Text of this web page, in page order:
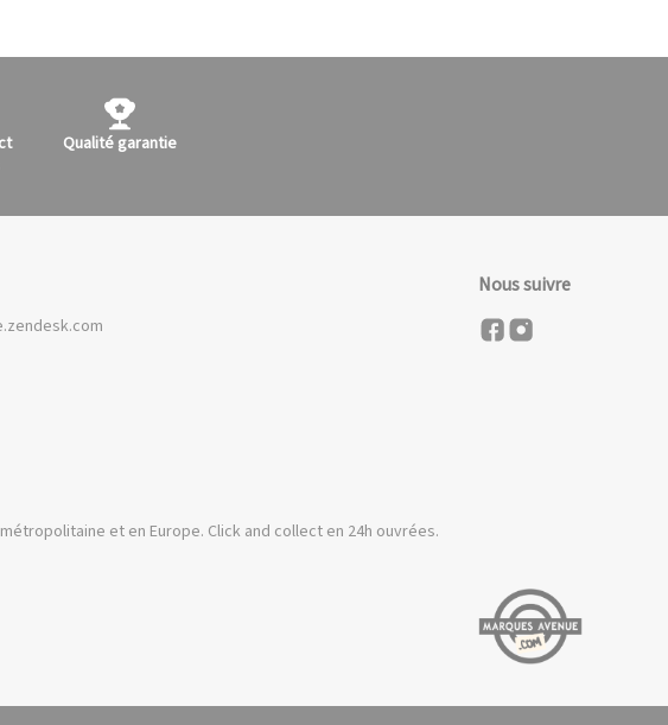
Qualité garantie
et en Europe. Click and collect en 24h ouvrées.
Nous suivre